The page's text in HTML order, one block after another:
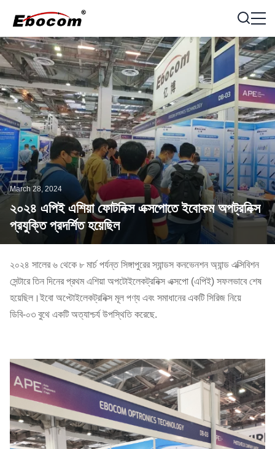
March 28, 2024
২০২৪ এপিই এশিয়া ফোটনিক্স এক্সপোতে ইবোকম অপট্রনিক্স
প্রযুক্তি প্রদর্শিত হয়েছিল
২০২৪ সালের ৬ থেকে ৮ মার্চ পর্যন্ত সিঙ্গাপুরের স্যান্ডস কনভেনশন অ্যান্ড এক্সিবিশন
সেন্টারে তিন দিনের প্রথম এশিয়া অপটোইলেকট্রনিক্স এক্সপো (এপিই) সফলভাবে শেষ
হয়েছিল।ইবো অপ্টোইলেকট্রনিক্স মূল পণ্য এবং সমাধানের একটি সিরিজ নিয়ে
ডিবি-০৩ বুথে একটি অত্যাশ্চর্য উপস্থিতি করেছে.